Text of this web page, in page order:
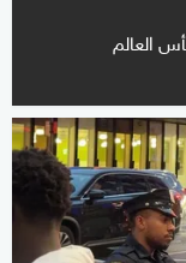
العالم